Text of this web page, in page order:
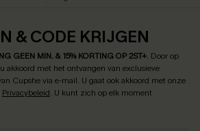
& CODE KRIJGEN
GEEN MIN. & 15% KORTING OP 2ST+. Door op
akkoord met het ontvangen van exclusieve
Cupshe via e-mail. U gaat ook akkoord met onze
Privacybeleid. U kunt zich op elk moment